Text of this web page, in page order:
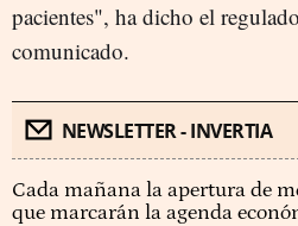
pacientes", ha dicho el
comunicado.
NEWSLETTER - INVERTIA
Cada mañana la apertura de
que marcarán la agenda